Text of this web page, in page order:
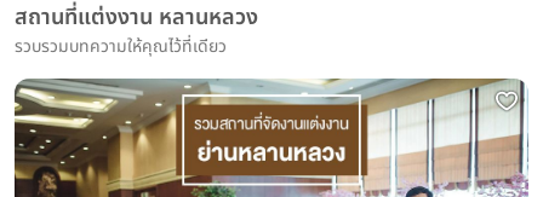
สถานที่แต่งงาน หลานหลวง
รวบรวมบทความให้คุณไว้ที่เดียว